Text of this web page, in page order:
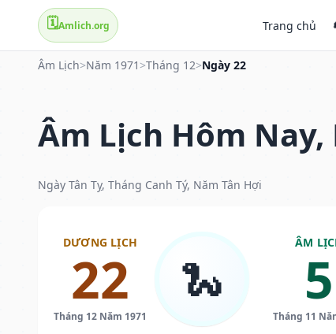
🗓️Amlich.org Trang chủ
Âm Lịch>Năm 1971 >Tháng 12>Ngày 22
Âm Lịch Hôm Nay,
Ngày Tân Tỵ, Tháng Canh Tý, Năm Tân Hợi
DƯƠNG LỊCH
22
Tháng 12 Năm 1971
🐍
ÂM
5
Tháng 11